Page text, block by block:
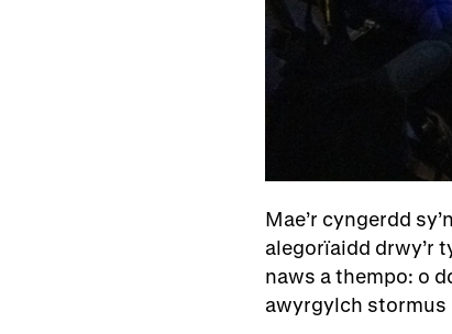
Mae’r cyngerdd
alegorïaidd drwy’r
naws a thempo: o
awyrgylch stormus